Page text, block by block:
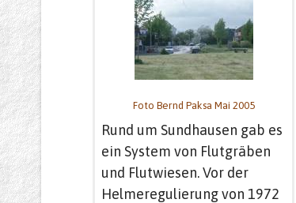
Foto Bernd Paksa Mai 2005
Rund um Sundhausen gab es
ein System von Flutgräben
und Flutwiesen. Vor der
Helmeregulierung von 1972